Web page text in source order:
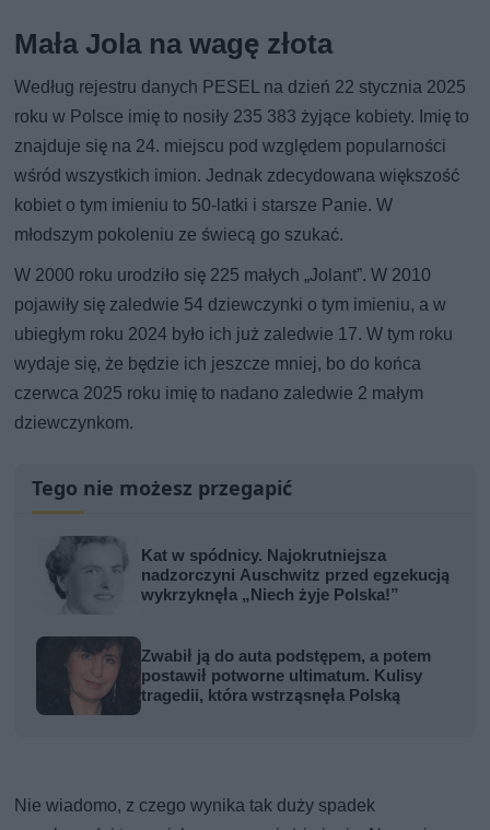
Mała Jola na wagę złota
Według rejestru danych PESEL na dzień 22 stycznia 2025
roku w Polsce imię to nosiły 235 383 żyjące kobiety. Imię to
znajduje się na 24. miejscu pod względem popularności
wśród wszystkich imion. Jednak zdecydowana większość
kobiet o tym imieniu to 50-latki i starsze Panie. W
młodszym pokoleniu ze świecą go szukać.
W 2000 roku urodziło się 225 małych „Jolant”. W 2010
pojawiły się zaledwie 54 dziewczynki o tym imieniu, a w
ubiegłym roku 2024 było ich już zaledwie 17. W tym roku
wydaje się, że będzie ich jeszcze mniej, bo do końca
czerwca 2025 roku imię to nadano zaledwie 2 małym
dziewczynkom.
Tego nie możesz przegapić
Kat w spódnicy. Najokrutniejsza
nadzorczyni Auschwitz przed egzekucją
wykrzyknęła „Niech żyje Polska!”
Zwabił ją do auta podstępem, a potem
postawił potworne ultimatum. Kulisy
tragedii, która wstrząsnęła Polską
Nie wiadomo, z czego wynika tak duży spadek